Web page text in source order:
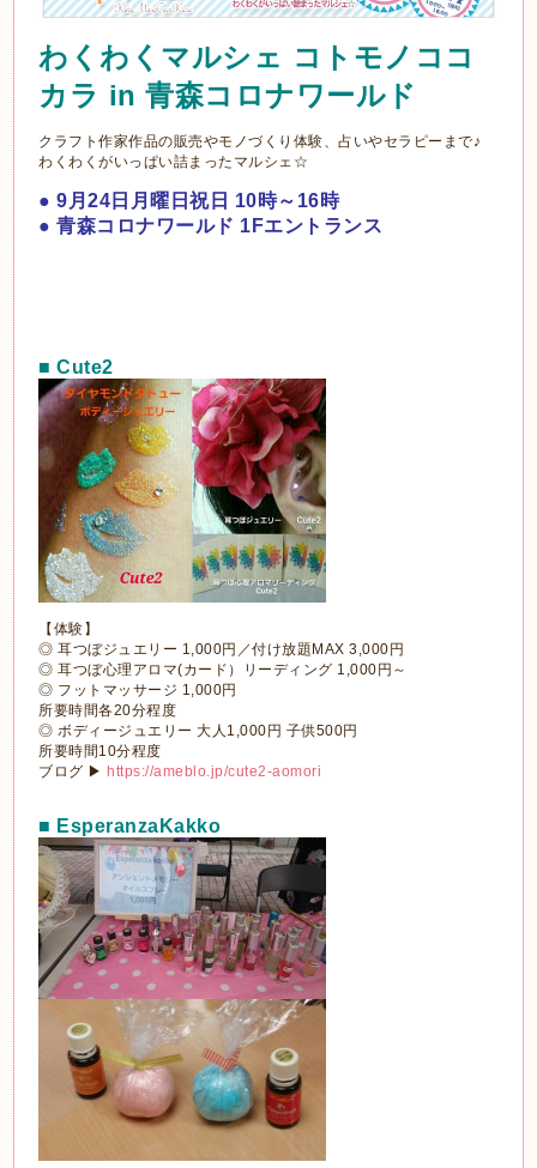
わくわくマルシェ コトモノココ
カラ in 青森コロナワールド
クラフト作家作品の販売やモノづくり体験、占いやセラピーまで♪
わくわくがいっぱい詰まったマルシェ☆
● 9月24日月曜日祝日 10時～16時
● 青森コロナワールド 1Fエントランス
■ Cute2
【体験】
◎ 耳つぼジュエリー 1,000円／付け放題MAX 3,000円
◎ 耳つぼ心理アロマ(カード）リーディング 1,000円～
◎ フットマッサージ 1,000円
所要時間各20分程度
◎ ボディージュエリー 大人1,000円 子供500円
所要時間10分程度
ブログ ▶ https://ameblo.jp/cute2-aomori
■ EsperanzaKakko